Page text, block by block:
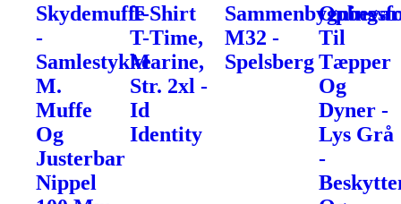
Skydemuffe
-
Samlestykke
M.
Muffe
Og
Justerbar
Nippel
T-Shirt
T-Time,
Marine,
Str. 2xl -
Id
Identity
M32 -
Spelsberg
Til
Tæpper
Og
Dyner -
Lys Grå
-